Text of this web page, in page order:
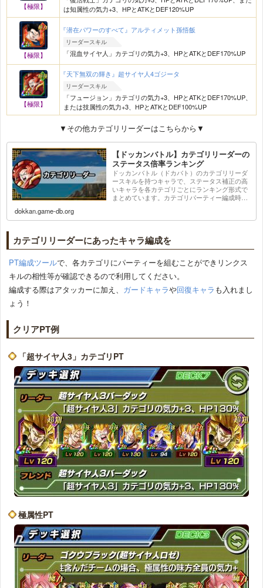
【極限】
は知属性の気力+3、HPとATKとDEF120%UP
【極限】
『潜在パワーのすべて』アルティメット孫悟飯
リーダースキル
「混血サイヤ人」カテゴリの気力+3、HPとATKとDEF170%UP
【極限】
『天下無双の輝き』超サイヤ人4ゴジータ
リーダースキル
「フュージョン」カテゴリの気力+3、HPとATKとDEF170%UP、
または技属性の気力+3、HPとATKとDEF100%UP
▼その他カテゴリリーダーはこちらから▼
【ドッカンバトル】カテゴリリーダーの
ステータス倍率ランキング
ドッカンバトル（ドカバト）のカテゴリリーダ
ースキルを持つキャラで、ステータス補正の高
いキャラを各カテゴリごとにランキング形式で
まとめています。カテゴリパーティー編成時の
dokkan.game-db.org
カテゴリリーダーにあったキャラ編成を
PT編成ツールで、各カテゴリにパーティーを組むことができリンクス
キルの相性等が確認できるので利用してください。
編成する際はアタッカーに加え、 ガードキャラや回復キャラ も入れまし
ょう！
クリアPT例
「超サイヤ人3」カテゴリPT
極属性PT